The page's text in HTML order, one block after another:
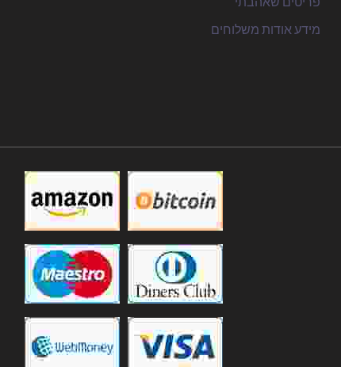
מידע אודות משלוחים